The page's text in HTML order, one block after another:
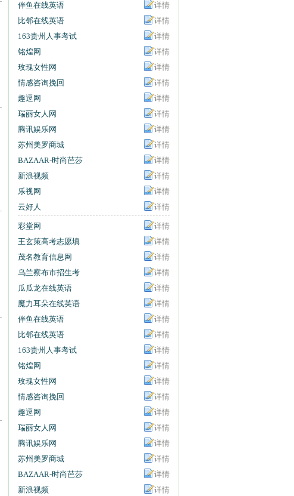
伴鱼在线英语
详情
比邻在线英语
详情
163贵州人事考试
信息网
详情
铭煌网
详情
玫瑰女性网
详情
情感咨询挽回
详情
趣逗网
详情
瑞丽女人网
详情
腾讯娱乐网
详情
苏州美罗商城
详情
BAZAAR-时尚芭莎
详情
新浪视频
详情
乐视网
详情
云好人
详情
彩堂网
详情
王玄策高考志愿填
报
详情
茂名教育信息网
详情
乌兰察布市招生考
试信息网
详情
瓜瓜龙在线英语
详情
魔力耳朵在线英语
详情
伴鱼在线英语
详情
比邻在线英语
详情
163贵州人事考试
信息网
详情
铭煌网
详情
玫瑰女性网
详情
情感咨询挽回
详情
趣逗网
详情
瑞丽女人网
详情
腾讯娱乐网
详情
苏州美罗商城
详情
BAZAAR-时尚芭莎
详情
新浪视频
详情